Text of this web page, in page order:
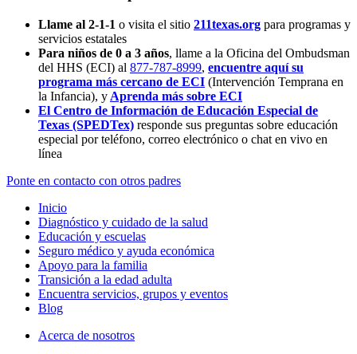
Llame al 2-1-1 o visita el sitio 211texas.org para programas y
servicios estatales
Para niños de 0 a 3 años, llame a la Oficina del Ombudsman
del HHS (ECI) al 877-787-8999, encuentre aquí su
programa más cercano de ECI (Intervención Temprana en
la Infancia), y Aprenda más sobre ECI
El Centro de Información de Educación Especial de
Texas (SPEDTex) responde sus preguntas sobre educación
especial por teléfono, correo electrónico o chat en vivo en
línea
Ponte en contacto con otros padres
Inicio
Diagnóstico y cuidado de la salud
Educación y escuelas
Seguro médico y ayuda económica
Apoyo para la familia
Transición a la edad adulta
Encuentra servicios, grupos y eventos
Blog
Acerca de nosotros